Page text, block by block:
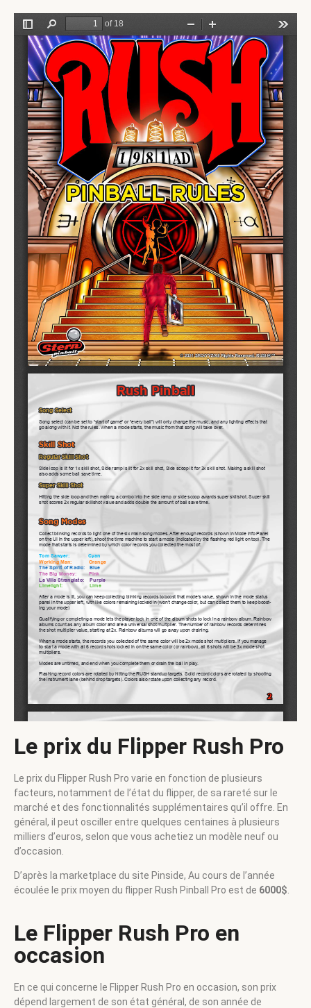
Le prix du Flipper Rush Pro
Le prix du Flipper Rush Pro varie en fonction de plusieurs
facteurs, notamment de l’état du flipper, de sa rareté sur le
marché et des fonctionnalités supplémentaires qu’il offre. En
général, il peut osciller entre quelques centaines à plusieurs
milliers d’euros, selon que vous achetiez un modèle neuf ou
d’occasion.
D’après la marketplace du site Pinside, Au cours de l’année
écoulée le prix moyen du flipper Rush Pinball Pro est de 6000$.
Le Flipper Rush Pro en
occasion
En ce qui concerne le Flipper Rush Pro en occasion, son prix
dépend largement de son état général, de son année de